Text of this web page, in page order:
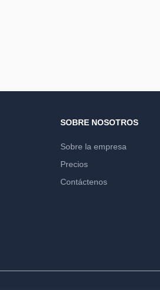
SOBRE NOSOTROS
Sobre la empresa
Precios
Contáctenos